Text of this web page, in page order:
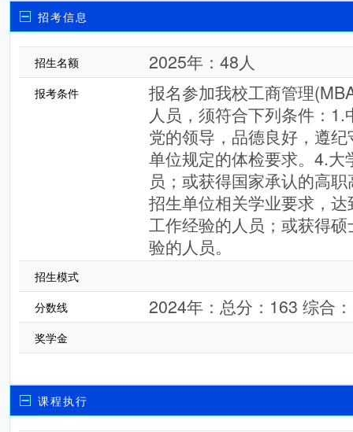
招考信息
招生名额 2025年：48人
报考条件
报名参加我校工商管理
人员，须符合下列条件：
党的领导，品德良好，遵
单位规定的体检要求。4.
员；或获得国家承认的高
招生单位相关学业要求，
工作经验的人员；或获得
验的人员。
招生模式
分数线
2024年：总分：163 综合
奖学金
课程执行